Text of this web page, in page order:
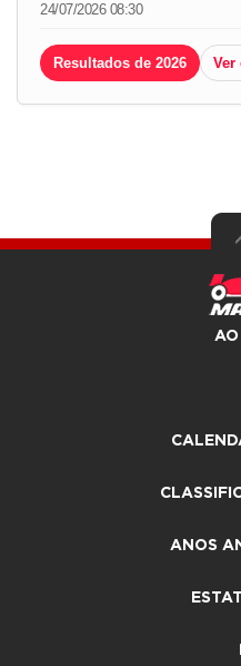
24/07/2026 08:30
Resultados de 2026 Ver
ANOS